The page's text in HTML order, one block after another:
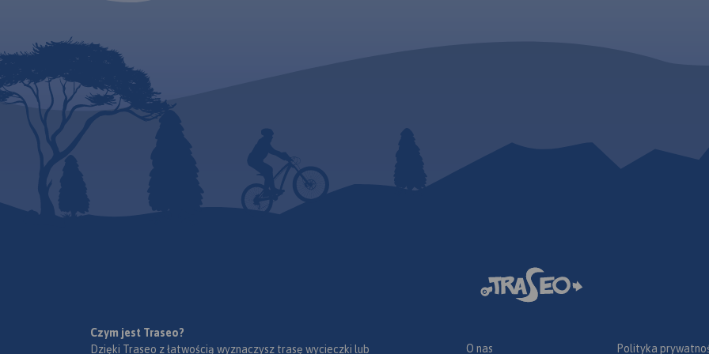
Czym jest Traseo?
Dzięki Traseo z łatwością wyznaczysz trasę wycieczki lub
O nas Polityka